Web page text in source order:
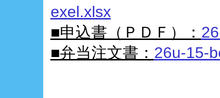
exel.xlsx
■申込書（ＰＤＦ）：
■弁当注文書： 26u-15-